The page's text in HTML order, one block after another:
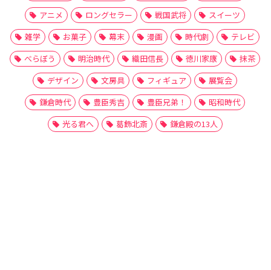
アニメ
ロングセラー 戦国武将
スイーツ
雑学
お菓子 幕末 漫画 時代劇
テレビ
べらぼう
明治時代 織田信長 徳川家康
抹茶
デザイン
文房具 フィギュア
展覧会
鎌倉時代
豊臣秀吉 豊臣兄弟！
昭和時代
光る君へ
葛飾北斎 鎌倉殿の13人